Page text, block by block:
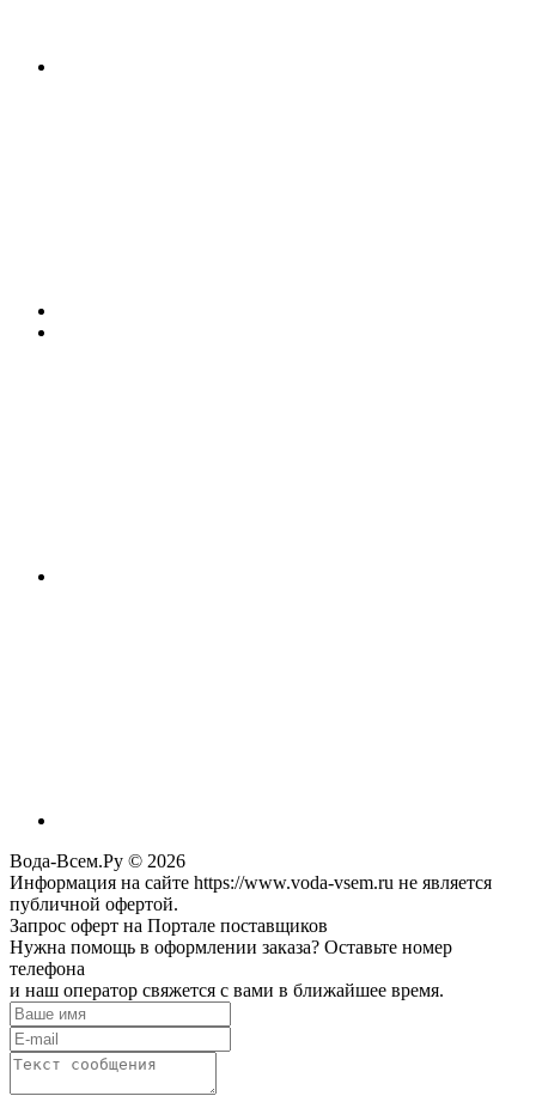
Вода-Всем.Ру © 2026
Информация на сайте https://www.voda-vsem.ru не является
публичной офертой.
Запрос оферт на Портале поставщиков
Нужна помощь в оформлении заказа? Оставьте номер
телефона
и наш оператор свяжется с вами в ближайшее время.